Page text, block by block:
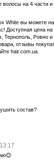
волосы на 4 части
White вы можете
Доступная цена на
Тернополь, Ровно и
отзывы
hair.com.ua.
состав?